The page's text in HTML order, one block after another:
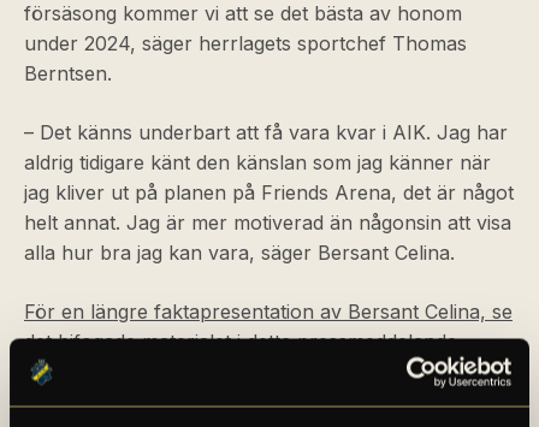
försäsong kommer vi att se det bästa av honom
under 2024, säger herrlagets sportchef Thomas
Berntsen.
– Det känns underbart att få vara kvar i AIK. Jag har
aldrig tidigare känt den känslan som jag känner när
jag kliver ut på planen på Friends Arena, det är något
helt annat. Jag är mer motiverad än någonsin att visa
alla hur bra jag kan vara, säger Bersant Celina.
För en längre faktapresentation av Bersant Celina, se
det bifogade materialet i detta pressmeddelande.